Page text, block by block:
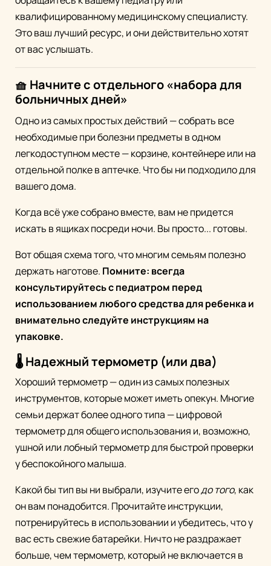
квалифицированному медицинскому специалисту.
Это ваш лучший ресурс, и они действительно хотят
от вас услышать.
🧺 Начните с отдельного «набора для
больничных дней»
Одно из самых простых действий — собрать все
необходимые при болезни предметы в одном
легкодоступном месте — корзине, контейнере или на
отдельной полке в аптечке. Что бы ни подходило для
вашего дома.
Когда всё уже собрано вместе, вам не придется
искать в ящиках посреди ночи. Вы просто... готовы.
Вот общая схема того, что многим семьям полезно
держать наготове. Помните: всегда
консультируйтесь с педиатром перед
использованием любого средства для ребенка и
внимательно следуйте инструкциям на
упаковке.
🌡️ Надежный термометр (или два)
Хороший термометр — один из самых полезных
инструментов, которые может иметь опекун. Многие
семьи держат более одного типа — цифровой
термометр для общего использования и, возможно,
ушной или лобный термометр для быстрой проверки
у беспокойного малыша.
Какой бы тип вы ни выбрали, изучите егодо того, как
он вам понадобится. Прочитайте инструкции,
потренируйтесь в использовании и убедитесь, что у
вас есть свежие батарейки. Ничто не раздражает
больше, чем термометр, который не включается в